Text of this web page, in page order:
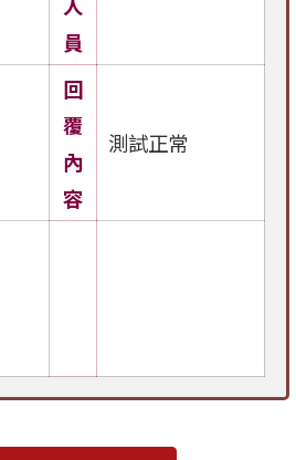
員
回
覆
內
容
測試正常